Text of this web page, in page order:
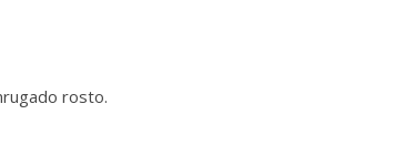
rosto.